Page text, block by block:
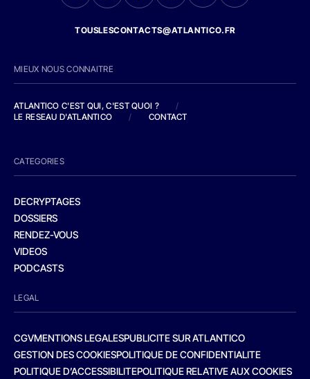
TOUSLESCONTACTS@ATLANTICO.FR
MIEUX NOUS CONNAITRE
ATLANTICO C'EST QUI, C'EST QUOI ?
/
LE RESEAU D'ATLANTICO
/ CONTACT
CATEGORIES
DECRYPTAGES
DOSSIERS
RENDEZ-VOUS
VIDEOS
PODCASTS
LEGAL
CGVMENTIONS LEGALESPUBLICITE SUR ATLANTICO
GESTION DES COOKIESPOLITIQUE DE CONFIDENTIALITE
POLITIQUE D’ACCESSIBILITEPOLITIQUE RELATIVE AUX COOKIES